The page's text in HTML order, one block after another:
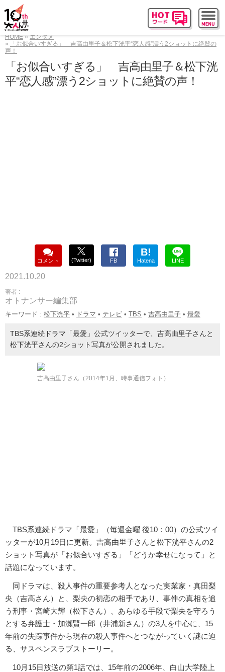
HOME
エンタメ
「お似合いすぎる」 吉高由里子＆松下洸平“恋人感”漂う2ショットに絶賛の
声！
「お似合いすぎる」 吉高由里子＆松下洸
平“恋人感”漂う2ショットに絶賛の声！
コメント (Twitter) FB
B!
Hatena LINE
2021.10.20
著者 :
オトナンサー編集部
キーワード : 松下洸平 • ドラマ • テレビ • TBS • 吉高由里子 • 最愛
TBS系連続ドラマ「最愛」公式ツイッターで、吉高由里子さんと
松下洸平さんの2ショット写真が公開されました。
吉高由里子さん（2014年1月、時事通信フォト）
TBS系連続ドラマ「最愛」（毎週金曜 後10：00）の公式ツイ
ッターが10月19日に更新。吉高由里子さんと松下洸平さんの2
ショット写真が「お似合いすぎる」「どうか幸せになって」と
話題になっています。
同ドラマは、殺人事件の重要参考人となった実業家・真田梨
央（吉高さん）と、梨央の初恋の相手であり、事件の真相を追
う刑事・宮崎大輝（松下さん）、あらゆる手段で梨央を守ろう
とする弁護士・加瀬賢一郎（井浦新さん）の3人を中心に、15
年前の失踪事件から現在の殺人事件へとつながっていく謎に迫
る、サスペンスラブストーリー。
10月15日放送の第1話では、15年前の2006年、白山大学陸上